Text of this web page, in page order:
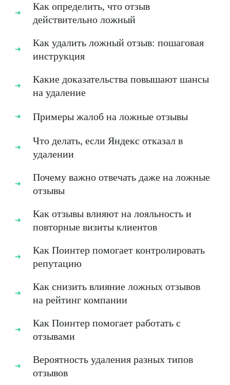
Как определить, что отзыв
действительно ложный
Как удалить ложный отзыв: пошаговая
инструкция
Какие доказательства повышают шансы
на удаление
Примеры жалоб на ложные отзывы
Что делать, если Яндекс отказал в
удалении
Почему важно отвечать даже на ложные
отзывы
Как отзывы влияют на лояльность и
повторные визиты клиентов
Как Поинтер помогает контролировать
репутацию
Как снизить влияние ложных отзывов
на рейтинг компании
Как Поинтер помогает работать с
отзывами
Вероятность удаления разных типов
отзывов